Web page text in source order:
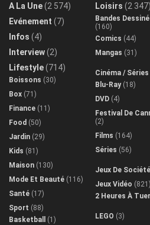
A La Une(2 574)
Evénement (7)
Infos (4)
Interview(2)
Lifestyle(714)
Boissons (30)
Box (71)
Finance (11)
Food (50)
Jardin (29)
Kids (81)
Maison (130)
Mode Et Beauté (116)
Santé (17)
Sport (88)
Basketball
(1)
Loisirs (2 347)
Bandes
(160)
Comics (44)
Mangas (31)
Cinéma / Séries
Blu-Ray(18)
DVD (4)
Festival De
(2)
Films (164)
Séries (56)
Jeux De Société
Jeux Vidéo (821)
2 Heures À Tuer
LEGO (3)